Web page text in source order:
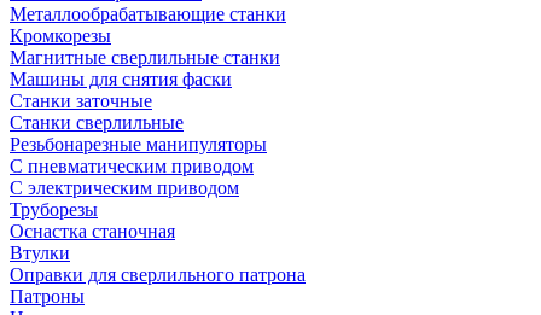
Металлообрабатывающие станки
Кромкорезы
Магнитные сверлильные станки
Машины для снятия фаски
Станки заточные
Станки сверлильные
Резьбонарезные манипуляторы
С пневматическим приводом
С электрическим приводом
Труборезы
Оснастка станочная
Втулки
Оправки для сверлильного патрона
Патроны